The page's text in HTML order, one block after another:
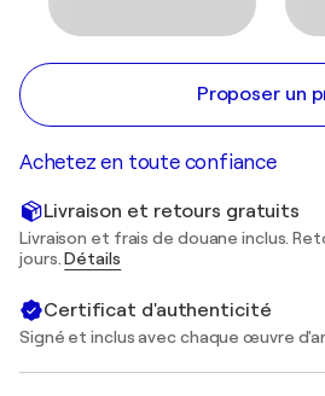
Proposer un
Achetez en toute confiance
Livraison et retours gratuits
Livraison et frais de douane inclus.
jours.Détails
Certificat d'authenticité
Signé et inclus avec chaque œuvre